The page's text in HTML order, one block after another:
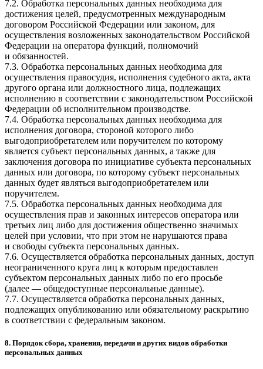
7.2. Обработка персональных данных необходима для
достижения целей, предусмотренных международным
договором Российской Федерации или законом, для
осуществления возложенных законодательством Российской
Федерации на оператора функций, полномочий
и обязанностей.
7.3. Обработка персональных данных необходима для
осуществления правосудия, исполнения судебного акта, акта
другого органа или должностного лица, подлежащих
исполнению в соответствии с законодательством Российской
Федерации об исполнительном производстве.
7.4. Обработка персональных данных необходима для
исполнения договора, стороной которого либо
выгодоприобретателем или поручителем по которому
является субъект персональных данных, а также для
заключения договора по инициативе субъекта персональных
данных или договора, по которому субъект персональных
данных будет являться выгодоприобретателем или
поручителем.
7.5. Обработка персональных данных необходима для
осуществления прав и законных интересов оператора или
третьих лиц либо для достижения общественно значимых
целей при условии, что при этом не нарушаются права
и свободы субъекта персональных данных.
7.6. Осуществляется обработка персональных данных, доступ
неограниченного круга лиц к которым предоставлен
субъектом персональных данных либо по его просьбе
(далее — общедоступные персональные данные).
7.7. Осуществляется обработка персональных данных,
подлежащих опубликованию или обязательному раскрытию
в соответствии с федеральным законом.
8. Порядок сбора, хранения, передачи и других видов обработки
персональных данных